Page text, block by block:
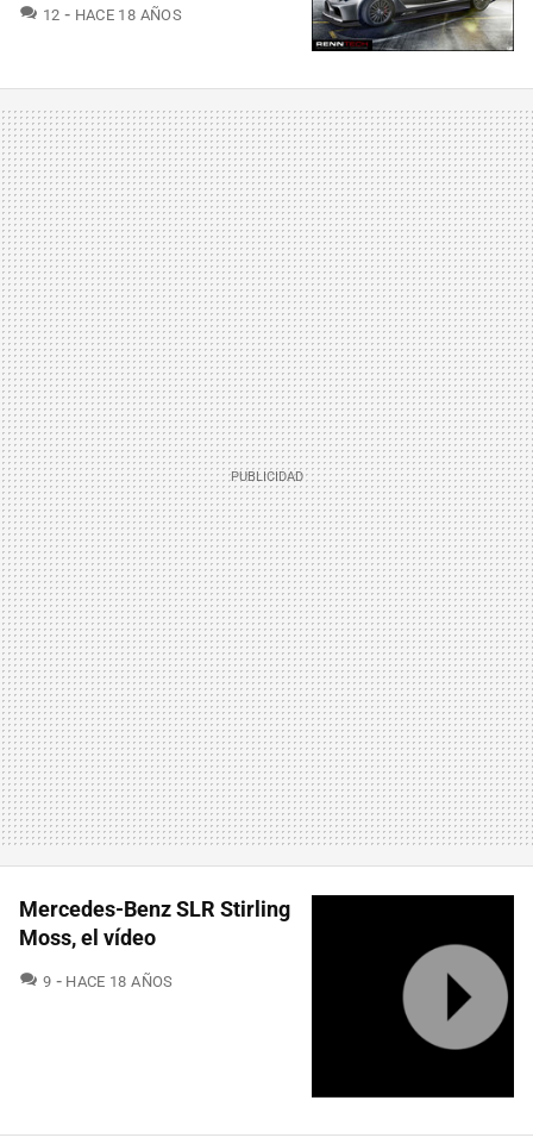
12 COMENTARIOS
HACE 18 AÑOS
Mercedes-Benz SLR Stirling
Moss, el vídeo
9 COMENTARIOS
HACE 18 AÑOS